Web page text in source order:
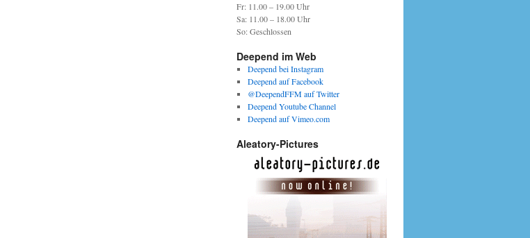
Fr: 11.00 – 19.00 Uhr
Sa: 11.00 – 18.00 Uhr
So: Geschlossen
Deepend im Web
Deepend bei Instagram
Deepend auf Facebook
@DeependFFM auf Twitter
Deepend Youtube Channel
Deepend auf Vimeo.com
Aleatory-Pictures